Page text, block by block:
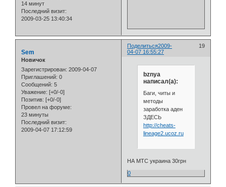
14 минут
Последний визит:
2009-03-25 13:40:34
Поделиться 19
2009-
04-07 16:55:27
Sem
Новичок
Зарегистрирован: 2009-04-07
Приглашений: 0
Сообщений: 5
Уважение: [+0/-0]
Позитив: [+0/-0]
Провел на форуме:
23 минуты
Последний визит:
2009-04-07 17:12:59
bznya
написал(а):
Баги, читы и
методы
заработка аден
ЗДЕСЬ
http://cheats-
lineage2.ucoz.ru
НА МТС украина 30грн
0